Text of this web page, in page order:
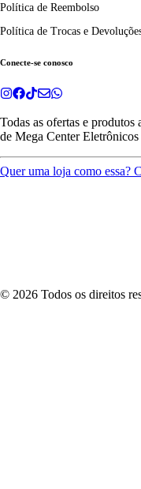
Política de Reembolso
Política de Trocas e
Conecte-se conosco
Todas as ofertas e produtos
de Mega Center Eletrônicos
Quer uma loja como essa?
© 2026 Todos os direitos